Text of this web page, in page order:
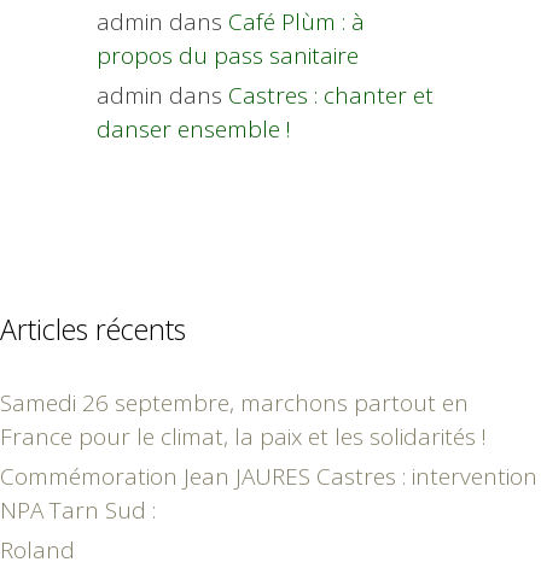
admin dans Café Plùm : à
propos du pass sanitaire
admin dans Castres : chanter et
danser ensemble !
Articles récents
Samedi 26 septembre, marchons partout en
France pour le climat, la paix et les solidarités !
Commémoration Jean JAURES Castres : intervention
NPA Tarn Sud :
Roland